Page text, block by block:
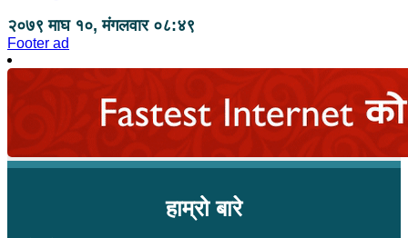
२०७९ माघ १०, मंगलवार ०८:४९
Footer ad
हाम्रो बारे